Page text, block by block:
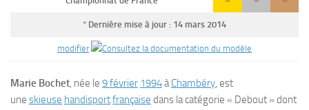
* Dernière mise à jour : 14 mars 2014
modifier
Marie Bochet, née le 9 février 1994àChambéry, est
une skieuse handisportfrançaise dans la catégorie « Debout » dont